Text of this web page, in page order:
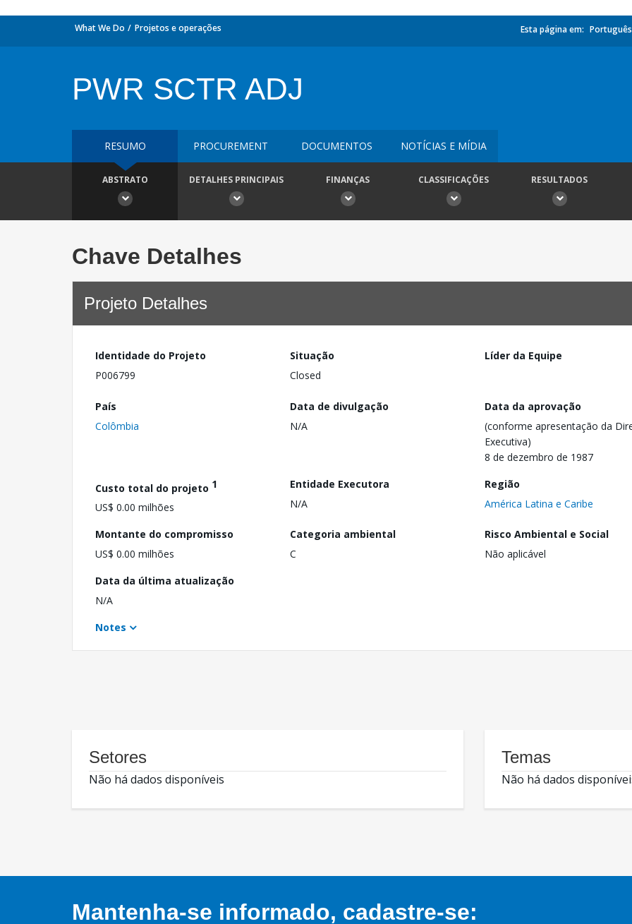
What We Do Projetos e operações Esta página em: Português
PWR SCTR ADJ
RESUMO PROCUREMENT DOCUMENTOS NOTÍCIAS E MÍDIA
ABSTRATO DETALHES PRINCIPAIS FINANÇAS CLASSIFICAÇÕES RESULTADOS
Chave Detalhes
Projeto Detalhes
Identidade do Projeto
P006799
Situação
Closed
Líder da Equipe
País
Colômbia
Data de divulgação
N/A
Data da aprovação
(conforme apresentação da
Executiva)
8 de dezembro de 1987
Custo total do projeto 1
US$ 0.00 milhões
Entidade Executora
N/A
Região
América Latina e Caribe
Montante do compromisso
US$ 0.00 milhões
Categoria ambiental
C
Risco Ambiental e Social
Não aplicável
Data da última atualização
N/A
Notes
Setores
Não há dados disponíveis
Temas
Não há dados
Mantenha-se informado, cadastre-se: